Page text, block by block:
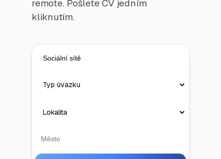
remote. Pošlete CV jedním
kliknutím.